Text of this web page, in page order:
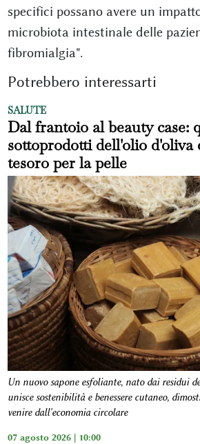
specifici possano avere un
microbiota intestinale delle
fibromialgia".
Potrebbero interessarti
SALUTE
Dal frantoio al beauty case:
sottoprodotti dell'olio d'oliva
tesoro per la pelle
Un nuovo sapone esfoliante, nato dai residui
unisce sostenibilità e benessere cutaneo,
venire dall'economia circolare
07 agosto 2026 | 10:00